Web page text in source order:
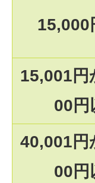
15,000
15,001円
00円
40,001円
00円